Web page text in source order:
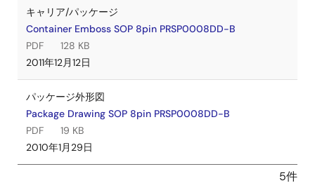
キャリア/パッケージ
Container Emboss SOP 8pin PRSP0008DD-B
PDF
128 KB
2011年12月12日
パッケージ外形図
Package Drawing SOP 8pin PRSP0008DD-B
PDF
19 KB
2010年1月29日
5件